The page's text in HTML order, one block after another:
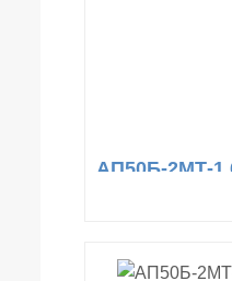
АП50Б-2МТ-